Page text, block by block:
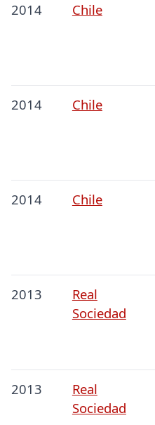
2014 Chile
2014 Chile
2014 Chile
2013
Real
Sociedad
2013
Real
Sociedad